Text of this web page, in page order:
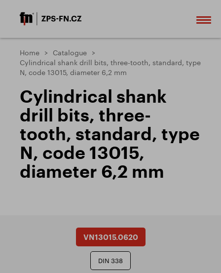
Home
Catalogue
Cylindrical shank drill bits, three-tooth, standard, type
N, code 13015, diameter 6,2 mm
Cylindrical shank
drill bits, three-
tooth, standard, type
N, code 13015,
diameter 6,2 mm
VN13015.0620
DIN 338